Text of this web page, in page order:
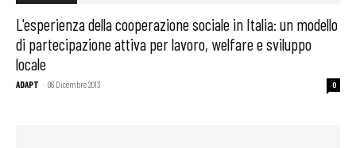
L'esperienza della cooperazione sociale in Italia: un modello
di partecipazione attiva per lavoro, welfare e sviluppo
locale
ADAPT - 06 Dicembre 2013 0